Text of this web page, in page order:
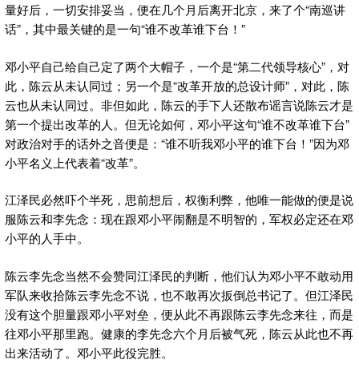
量好后，一切安排妥当，便在几个月后离开北京，来了个“南巡讲
话”，其中最关键的是一句“谁不改革谁下台！”
邓小平自己给自己定了两个大帽子，一个是“第二代领导核心”，对
此，陈云从未认同过；另一个是“改革开放的总设计师”，对此，陈
云也从未认同过。非但如此，陈云的手下人还散布谣言说陈云才是
第一个提出改革的人。但无论如何，邓小平这句“谁不改革谁下台”
对政治对手的话外之音便是：“谁不听我邓小平的谁下台！”因为邓
小平名义上代表着“改革”。
江泽民必然吓个半死，思前想后，权衡利弊，他唯一能做的便是说
服陈云和李先念：现在跟邓小平闹翻是不明智的，军权必定还在邓
小平的人手中。
陈云李先念当然不会赞同江泽民的判断，他们认为邓小平不敢动用
军队来收拾陈云李先念不说，也不敢再次扳倒总书记了。但江泽民
没有这个胆量跟邓小平对垒，便从此不再跟陈云李先念来往，而是
往邓小平那里跑。健康的李先念六个月后被气死，陈云从此也不再
出来活动了。邓小平此役完胜。